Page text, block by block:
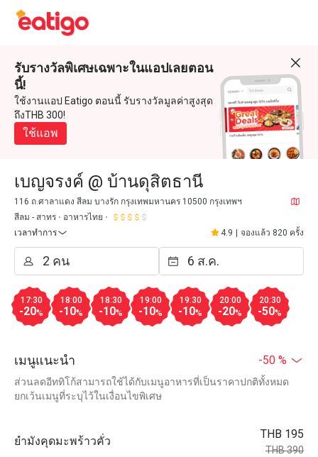
รับรางวัลพิเศษเฉพาะในแอปเลยตอน
นี้!
ใช้งานแอป Eatigo ตอนนี้ รับรางวัลมูลค่าสูงสุด
ถึงTHB 300!
ใช้แอพ
เบญจรงค์ @ บ้านดุสิตธานี
116 ถ.ศาลาแดง สีลม บางรัก กรุงเทพมหานคร 10500 กรุงเทพฯ
สีลม - สาทร
อาหารไทย
เวลาทำการ
4.9 จองแล้ว 820 ครั้ง
17:30
-20%
18:00
-10%
18:30
-10%
19:00
-10%
19:30
-10%
20:00
-20%
20:30
-50%
เมนูแนะนำ -50 %
ส่วนลดอีททิโก้สามารถใช้ได้กับเมนูอาหารที่เป็นราคาปกติทั้งหมด
ยกเว้นเมนูที่ระบุไว้ในเงื่อนไขพิเศษ
ยำมังคุดมะพร้าวคั่ว
THB 195
THB 390